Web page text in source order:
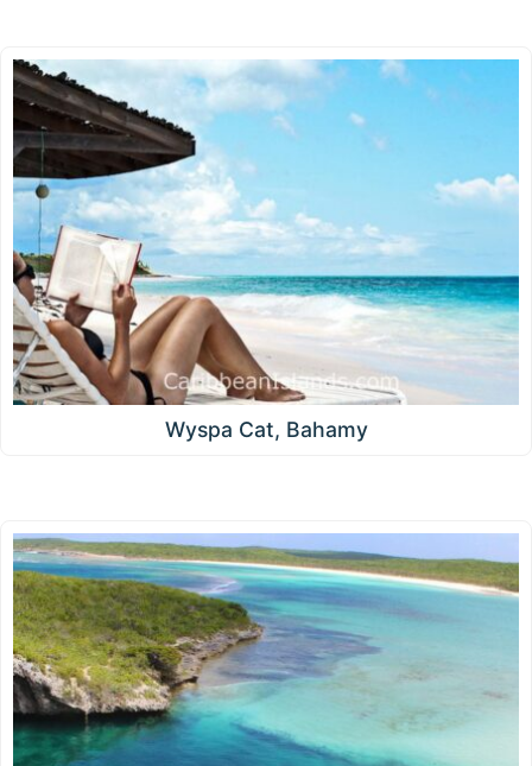
Wyspa Cat, Bahamy